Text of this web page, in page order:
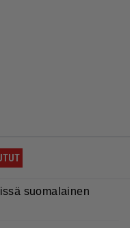
suomalainen